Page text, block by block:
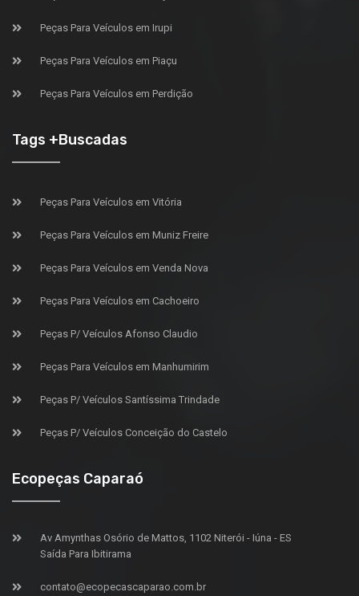
Peças Para Veículos em Irupi
Peças Para Veículos em Piaçu
Peças Para Veículos em Perdição
Tags +Buscadas
Peças Para Veículos em Vitória
Peças Para Veículos em Muniz Freire
Peças Para Veículos em Venda Nova
Peças Para Veículos em Cachoeiro
Peças P/ Veículos Afonso Claudio
Peças Para Veículos em Manhumirim
Peças P/ Veículos Santíssima Trindade
Peças P/ Veículos Conceição do Castelo
Ecopeças Caparaó
Av Amynthas Osório de Mattos, 1102 Niterói - Iúna - ES
Saída Para Ibitirama
contato@ecopecascaparao.com.br